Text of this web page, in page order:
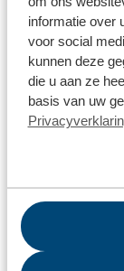
informatie over
voor social
kunnen deze
die u aan ze
basis van uw
Wat gebeurt er
Hoe kan ik zien
afval goed is
Wat doet Omrin
Hoe kom ik aan
Wat gebeurt er
Wat doet Omrin